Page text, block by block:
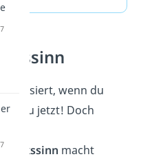
passiert, wenn du
du jetzt! Doch
macht